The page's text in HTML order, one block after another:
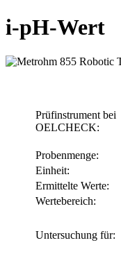
i-pH-Wert
Prüfinstrument bei
OELCHECK:
Probenmenge:
Einheit:
Ermittelte Werte:
Wertebereich:
Untersuchung für: